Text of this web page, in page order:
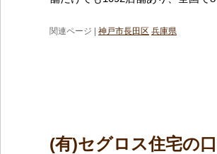
関連ページ | 神戸市長田区 兵庫県
(有)セグロス住宅の